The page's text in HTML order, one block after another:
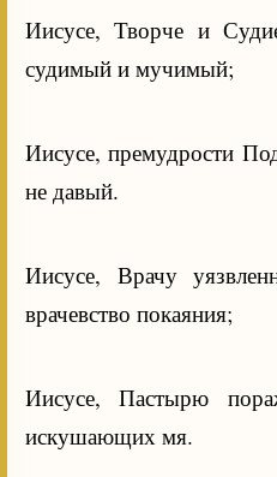
Иисусе, Творче и
судимый и мучимый;
Иисусе, премудрости
не давый.
Иисусе, Врачу
врачевство покаяния;
Иисусе, Пастырю
искушающих мя.